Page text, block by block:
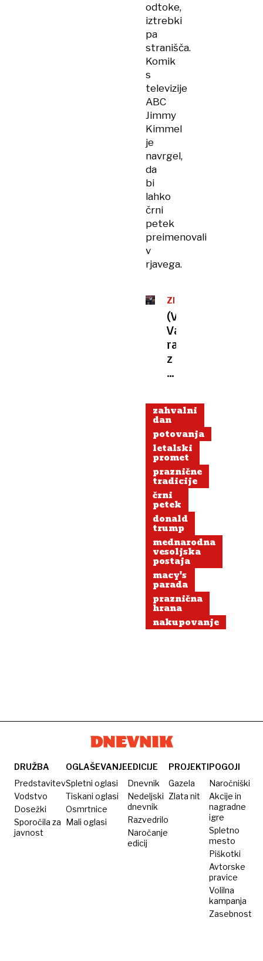
odtoke,
iztrebki
pa
stranišča.
Komik
s
televizije
ABC
Jimmy
Kimmel
je
navrgel,
da
bi
lahko
črni
petek
preimenovali
v
rjavega.
ZDA
(VIDEO)
Vance
razburil
z
govorom
puranih
in
piščancih
zahvalni
dan
potovanja
letalski
promet
praznične
tradicije
črni
petek
donald
trump
mednarodna
vesoljska
postaja
macy's
parada
praznična
hrana
nakupovanje
DRUŽBA
Predstavitev
Vodstvo
Dosežki
Sporočila za
javnost
OGLAŠEVANJE
Spletni oglasi
Tiskani oglasi
Osmrtnice
Mali oglasi
EDICIJE
Dnevnik
Nedeljski
dnevnik
Razvedrilo
Naročanje
edicij
PROJEKTI
Gazela
Zlata nit
POGOJI
Naročniški
Akcije in
nagradne
igre
Spletno
mesto
Piškotki
Avtorske
pravice
Volilna
kampanja
Zasebnost